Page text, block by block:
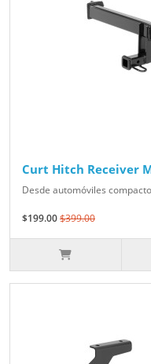
Curt Hitch Receiver
Desde automóviles
$199.00$399.00